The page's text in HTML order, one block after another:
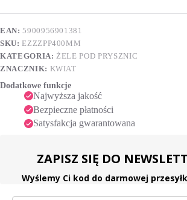
ml
r
a
t
i
v
:
EAN:5900956901381
SKU:EZZZPP400MM
KATEGORIA: ŻELE POD PRYSZNIC
ZNACZNIK: KWIAT
Dodatkowe funkcje
Najwyższa jakość
Bezpieczne płatności
Satysfakcja gwarantowana
ZAPISZ SIĘ DO
Wyślemy Ci kod do darmowej